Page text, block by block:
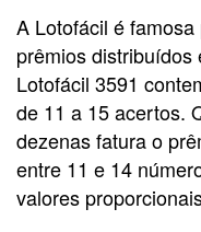
A Lotofácil é
prêmios
Lotofácil 3591
de 11 a 15 acertos.
dezenas fatura o
entre 11 e 14
valores